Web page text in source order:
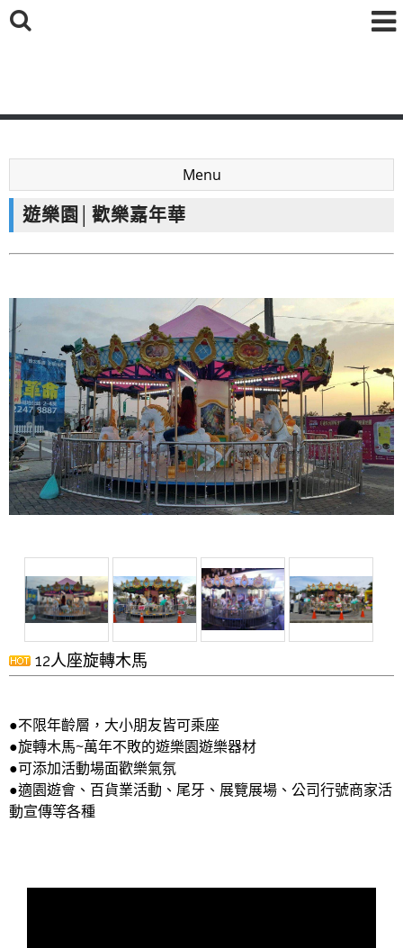
Menu
遊樂園│歡樂嘉年華
12人座旋轉木馬
●不限年齡層，大小朋友皆可乘座
●旋轉木馬~萬年不敗的遊樂園遊樂器材
●可添加活動場面歡樂氣氛
●適園遊會、百貨業活動、尾牙、展覽展場、公司行號商家活
動宣傳等各種